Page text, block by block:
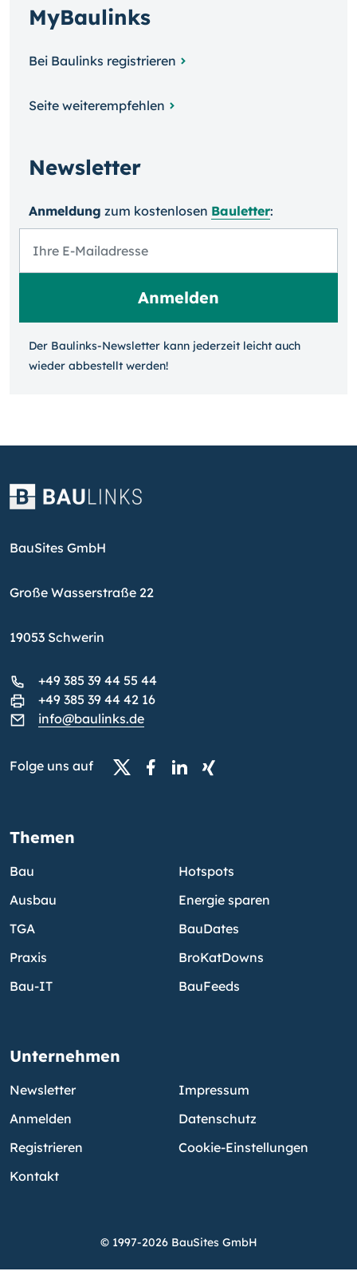
MyBaulinks
Bei Baulinks registrieren
Seite weiterempfehlen
Newsletter
Anmeldung zum kosten­losen Bauletter:
Der Baulinks-Newsletter kann jeder­zeit leicht auch
wieder ab­bestellt werden!
BauSites GmbH
Große Wasserstraße 22
19053 Schwerin
+49 385 39 44 55 44
+49 385 39 44 42 16
info@baulinks.de
Folge uns auf
Themen
Bau
Ausbau
TGA
Praxis
Bau-IT
Hotspots
Energie sparen
BauDates
BroKatDowns
BauFeeds
Unternehmen
Newsletter
Anmelden
Registrieren
Kontakt
Impressum
Datenschutz
Cookie-Einstellungen
© 1997-2026 BauSites GmbH